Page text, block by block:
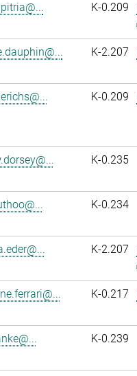
K-0.209
K-2.207
K-0.209
K-0.235
K-0.234
K-2.207
K-0.217
K-0.239